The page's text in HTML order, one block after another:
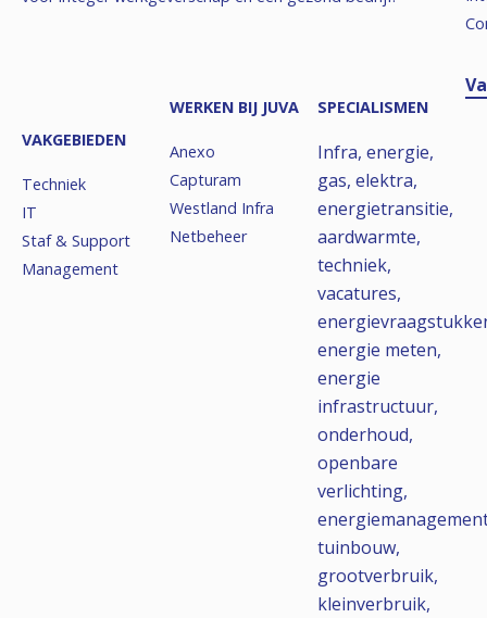
VAKGEBIEDEN
Techniek
IT
Staf & Support
Management
WERKEN BIJ JUVA
Anexo
Capturam
Westland Infra
Netbeheer
SPECIALISMEN
Infra, energie,
gas, elektra,
energietransitie,
aardwarmte,
techniek,
vacatures,
energie meten,
energie
infrastructuur,
onderhoud,
openbare
verlichting,
tuinbouw,
grootverbruik,
kleinverbruik,